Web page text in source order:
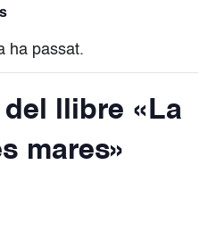
ha passat.
llibre «La
mares»